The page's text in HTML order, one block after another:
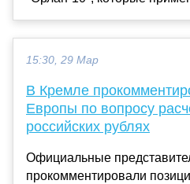
15:30, 29 Мар
В Кремле
Европы по вопросу
российских рублях
Официальные
прокомментировали